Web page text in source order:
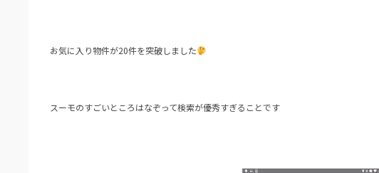
お気に入り物件が20件を突破しました
スーモのすごいところはなぞって検索が優秀すぎることです